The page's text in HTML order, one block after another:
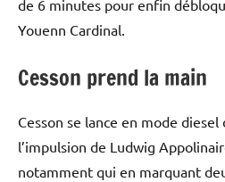
de 6 minutes pour enfin
Youenn Cardinal.
Cesson prend la main
Cesson se lance en mode diesel
l’impulsion de Ludwig
notamment qui en marquant